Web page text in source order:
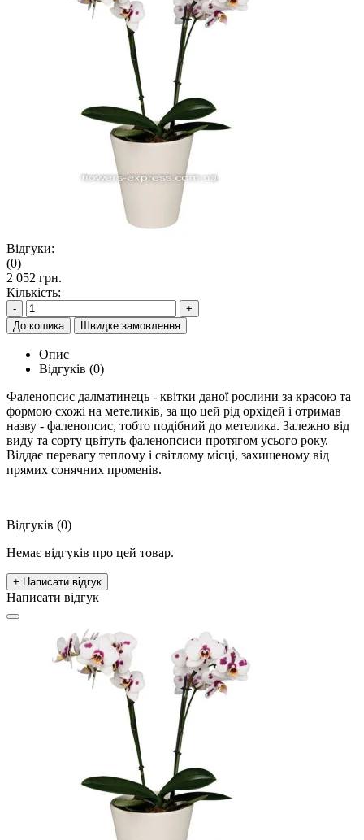
Відгуки:
(0)
2 052 грн.
Кількість:
-
+
До кошика
Швидке замовлення
Опис
Відгуків (0)
Фаленопсис далматинець - квітки даної рослини за красою та
формою схожі на метеликів, за що цей рід орхідей і отримав
назву - фаленопсис, тобто подібний до метелика. Залежно від
виду та сорту цвітуть фаленопсиси протягом усього року.
Віддає перевагу теплому і світлому місці, захищеному від
прямих сонячних променів.
Відгуків (0)
Немає відгуків про цей товар.
+ Написати відгук
Написати відгук